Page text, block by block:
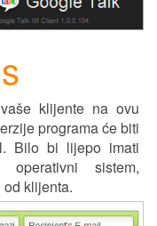
klijente na ovu
programa će biti
Bilo bi lijepo imati
sistem,
klijenta.